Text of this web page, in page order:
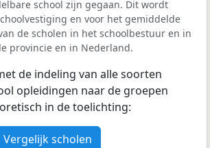
school zijn gegaan. Dit wordt
en voor het gemiddelde
de scholen in het schoolbestuur en in
provincie en in Nederland.
de indeling van alle soorten
opleidingen naar de groepen
in de toelichting:
Vergelijk scholen